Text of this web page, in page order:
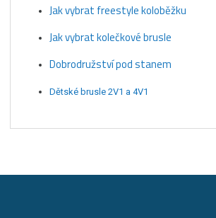
Jak vybrat freestyle koloběžku
Jak vybrat kolečkové brusle
Dobrodružství pod stanem
Dětské brusle 2V1 a 4V1